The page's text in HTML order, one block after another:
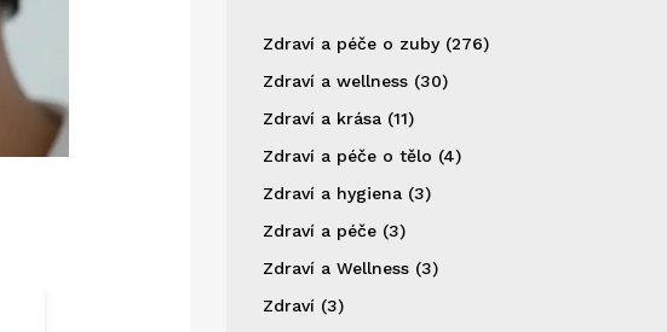
Zdraví a péče o zuby (276)
Zdraví a wellness (30)
Zdraví a krása (11)
Zdraví a péče o tělo (4)
Zdraví a hygiena (3)
Zdraví a péče (3)
Zdraví a Wellness (3)
Zdraví (3)